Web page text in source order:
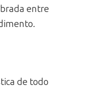
entre
de todo